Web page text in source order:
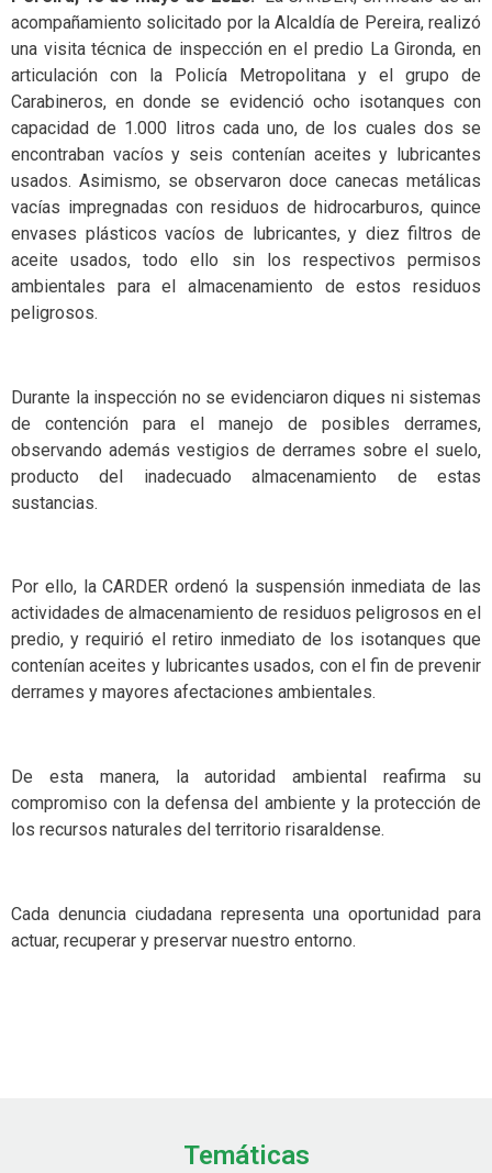
acompañamiento solicitado por la Alcaldía de Pereira, realizó
una visita técnica de inspección en el predio La Gironda, en
articulación con la Policía Metropolitana y el grupo de
Carabineros, en donde se evidenció ocho isotanques con
capacidad de 1.000 litros cada uno, de los cuales dos se
encontraban vacíos y seis contenían aceites y lubricantes
usados. Asimismo, se observaron doce canecas metálicas
vacías impregnadas con residuos de hidrocarburos, quince
envases plásticos vacíos de lubricantes, y diez filtros de
aceite usados, todo ello sin los respectivos permisos
ambientales para el almacenamiento de estos residuos
peligrosos.
Durante la inspección no se evidenciaron diques ni sistemas
de contención para el manejo de posibles derrames,
observando además vestigios de derrames sobre el suelo,
producto del inadecuado almacenamiento de estas
sustancias.
Por ello, la CARDER ordenó la suspensión inmediata de las
actividades de almacenamiento de residuos peligrosos en el
predio, y requirió el retiro inmediato de los isotanques que
contenían aceites y lubricantes usados, con el fin de prevenir
derrames y mayores afectaciones ambientales.
De esta manera, la autoridad ambiental reafirma su
compromiso con la defensa del ambiente y la protección de
los recursos naturales del territorio risaraldense.
Cada denuncia ciudadana representa una oportunidad para
actuar, recuperar y preservar nuestro entorno.
Temáticas